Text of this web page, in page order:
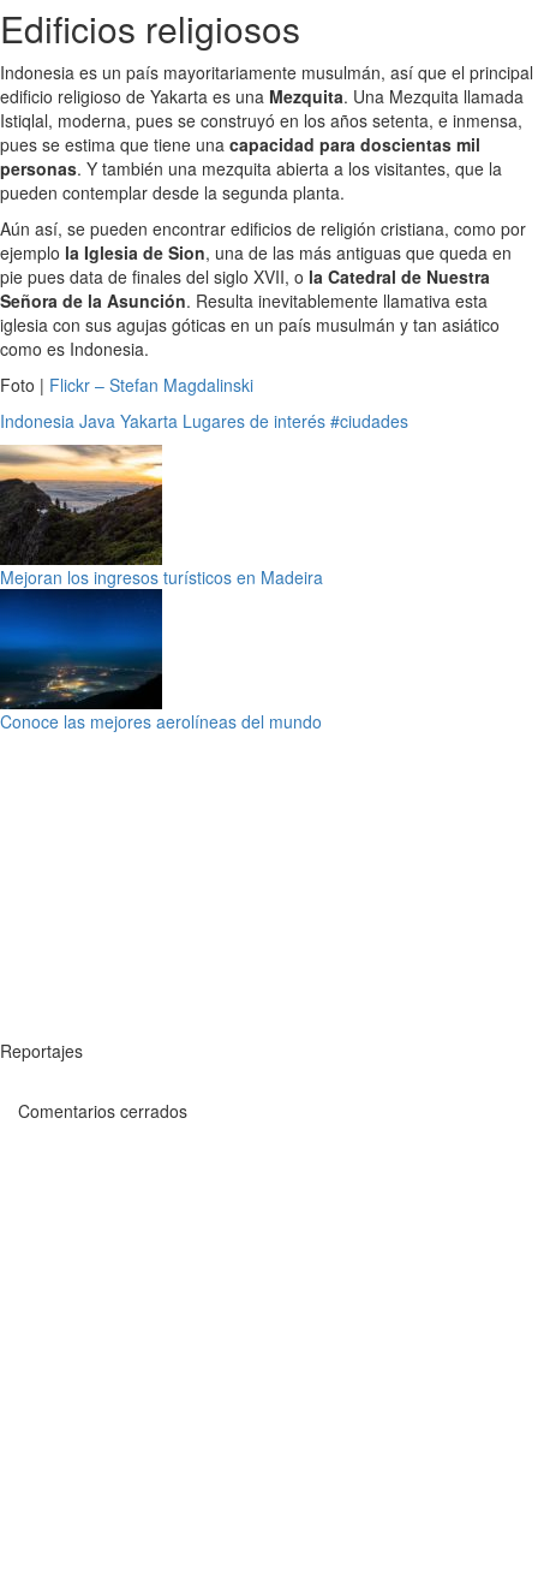
Edificios religiosos
Indonesia es un país mayoritariamente musulmán, así que el principal
edificio religioso de Yakarta es una Mezquita. Una Mezquita llamada
Istiqlal, moderna, pues se construyó en los años setenta, e inmensa,
pues se estima que tiene una capacidad para doscientas mil
personas. Y también una mezquita abierta a los visitantes, que la
pueden contemplar desde la segunda planta.
Aún así, se pueden encontrar edificios de religión cristiana, como por
ejemplo la Iglesia de Sion, una de las más antiguas que queda en
pie pues data de finales del siglo XVII, o la Catedral de Nuestra
Señora de la Asunción. Resulta inevitablemente llamativa esta
iglesia con sus agujas góticas en un país musulmán y tan asiático
como es Indonesia.
Foto | Flickr – Stefan Magdalinski
Indonesia Java Yakarta Lugares de interés #ciudades
Mejoran los ingresos turísticos en Madeira
Conoce las mejores aerolíneas del mundo
Reportajes
Comentarios cerrados